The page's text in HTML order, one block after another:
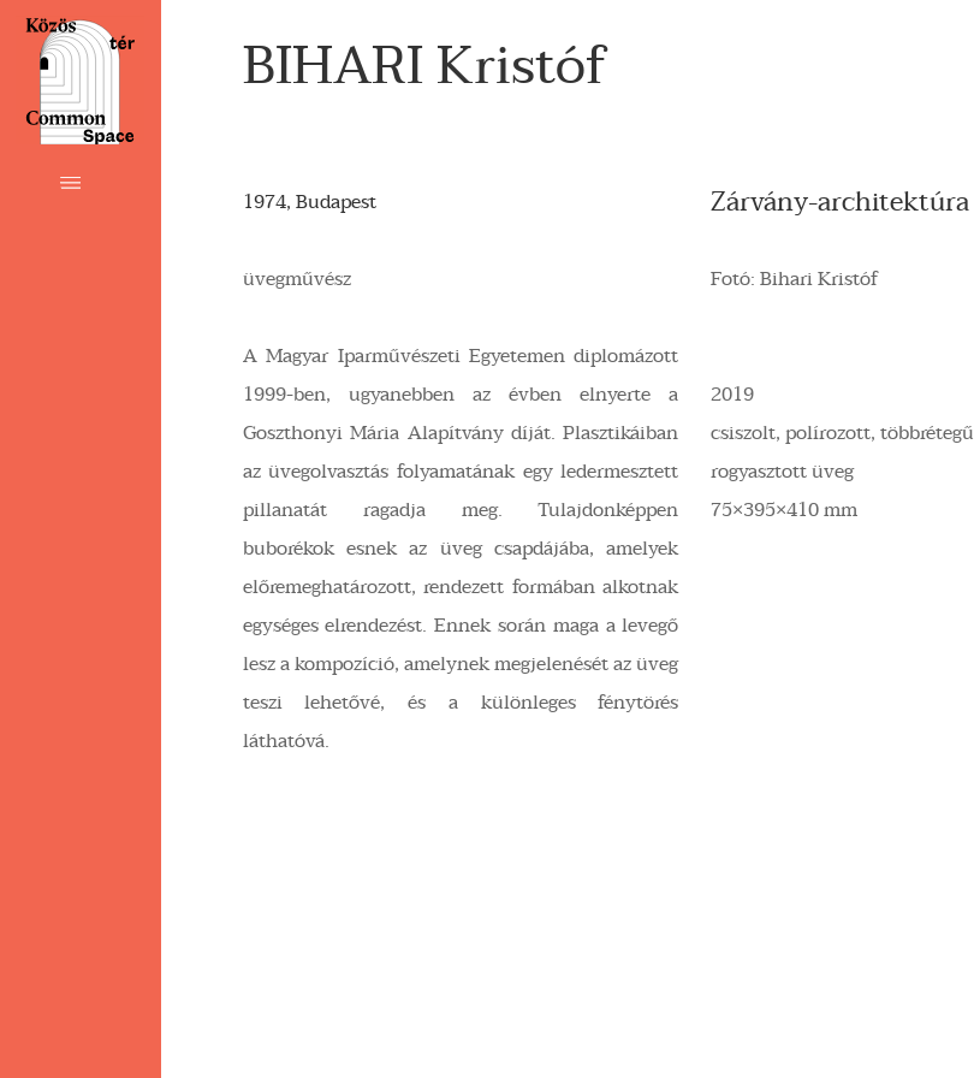
BIHARI Kristóf
1974, Budapest
üvegművész
A Magyar Iparművészeti Egyetemen diplomázott
1999-ben, ugyanebben az évben elnyerte a
Goszthonyi Mária Alapítvány díját. Plasztikáiban
az üvegolvasztás folyamatának egy ledermesztett
pillanatát ragadja meg. Tulajdonképpen
buborékok esnek az üveg csapdájába, amelyek
előremeghatározott, rendezett formában alkotnak
egységes elrendezést. Ennek során maga a levegő
lesz a kompozíció, amelynek megjelenését az üveg
teszi lehetővé, és a különleges fénytörés
láthatóvá.
Zárvány-architektúra
Fotó: Bihari Kristóf
2019
csiszolt, polírozott, többrétegű
rogyasztott üveg
75×395×410 mm